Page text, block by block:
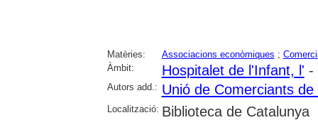
Matèries: Associacions econòmiques ;
Àmbit:
Hospitalet de l'Infant, l' -
Autors add.: Unió de Comerciants
Localització: Biblioteca de Catalunya